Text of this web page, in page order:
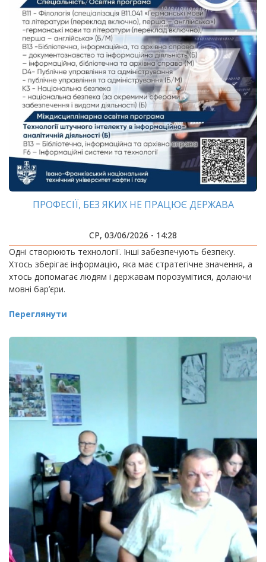
ПРОФЕСІЇ, БЕЗ ЯКИХ НЕ ПРАЦЮЄ ДЕРЖАВА
СР, 03/06/2026 - 14:28
Одні створюють технології. Інші забезпечують безпеку.
Хтось зберігає інформацію, яка має стратегічне значення, а
хтось допомагає людям і державам порозумітися, долаючи
мовні бар’єри.
Переглянути